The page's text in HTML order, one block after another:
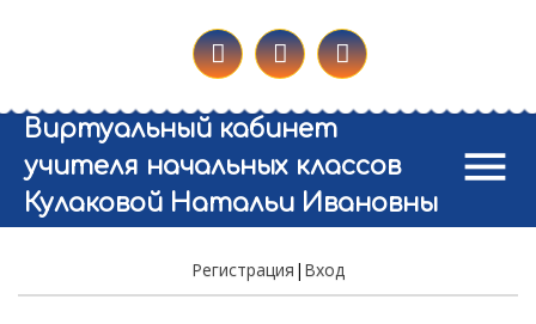
Виртуальный кабинет
учителя начальных классов
Кулаковой Натальи Ивановны
menu
Регистрация | Вход